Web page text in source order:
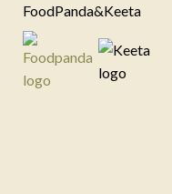
FoodPanda&Keeta